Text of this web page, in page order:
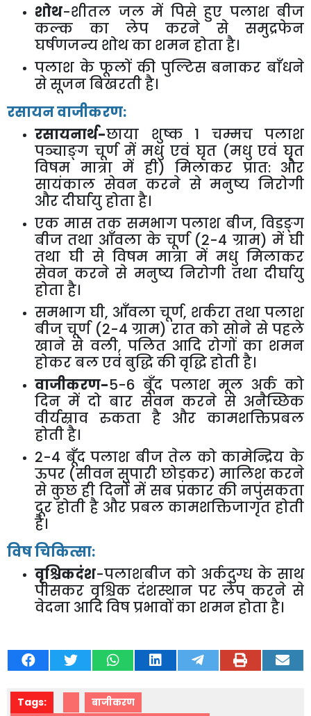
शोथ-शीतल जल में पिसे हुए पलाश बीज
कल्क का लेप करने से समुद्रफेन
घर्षणजन्य शोथ का शमन होता है।
पलाश के फूलों की पुल्टिस बनाकर बाँधने
से सूजन बिखरती है।
रसायन वाजीकरण:
रसायनार्थ-छाया शुष्क 1 चम्मच पलाश
पञ्चाङ्ग चूर्ण में मधु एवं घृत (मधु एवं घृत
विषम मात्रा में ही) मिलाकर प्रात: और
सायंकाल सेवन करने से मनुष्य निरोगी
और दीर्घायु होता है।
एक मास तक समभाग पलाश बीज, विडङ्ग
बीज तथा आँवला के चूर्ण (2-4 ग्राम) में घी
तथा घी से विषम मात्रा में मधु मिलाकर
सेवन करने से मनुष्य निरोगी तथा दीर्घायु
होता है।
समभाग घी, आँवला चूर्ण, शर्करा तथा पलाश
बीज चूर्ण (2-4 ग्राम) रात को सोने से पहले
खाने से वली, पलित आदि रोगों का शमन
होकर बल एवं बुद्धि की वृद्धि होती है।
वाजीकरण-5-6 बूँद पलाश मूल अर्क को
दिन में दो बार सेवन करने से अनैच्छिक
वीर्यस्राव रुकता है और कामशक्तिप्रबल
होती है।
2-4 बूँद पलाश बीज तेल को कामेन्द्रिय के
ऊपर (सीवन सुपारी छोड़कर) मालिश करने
से कुछ ही दिनों में सब प्रकार की नपुंसकता
दूर होती है और प्रबल कामशक्तिजागृत होती
है।
विष चिकित्सा:
वृश्चिकदंश-पलाशबीज को अर्कदुग्ध के साथ
पीसकर वृश्चिक दंशस्थान पर लेप करने से
वेदना आदि विष प्रभावों का शमन होता है।
Tags:
बाजीकरण